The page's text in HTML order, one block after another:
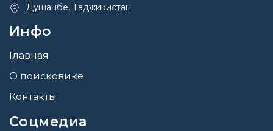
Душанбе, Таджикистан
Инфо
Главная
О поисковике
Контакты
Соцмедиа